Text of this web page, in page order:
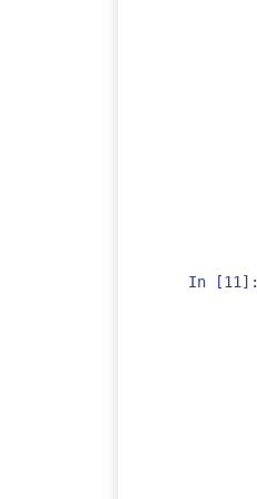
In [11]: